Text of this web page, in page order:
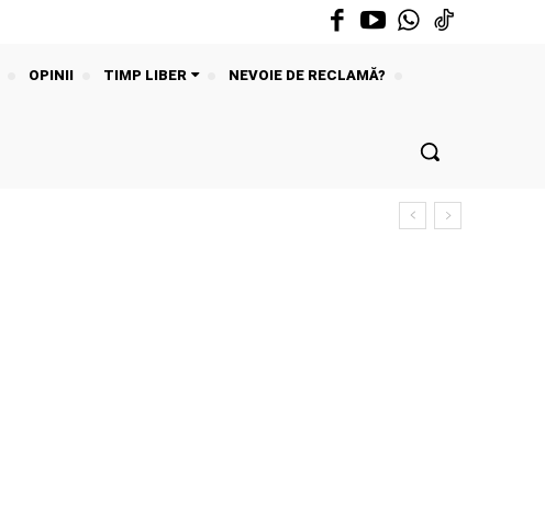
OPINII TIMP LIBER
NEVOIE DE RECLAMĂ?